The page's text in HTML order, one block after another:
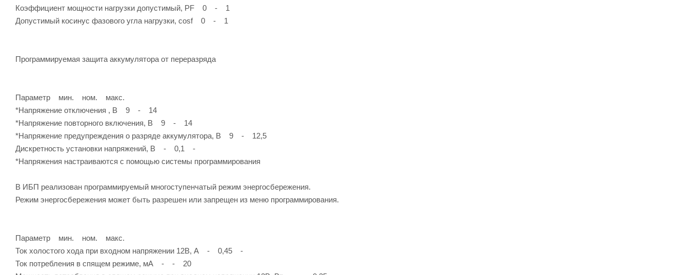
Коэффициент мощности нагрузки допустимый, PF 0 - 1
Допустимый косинус фазового угла нагрузки, cosf 0 - 1
Программируемая защита аккумулятора от переразряда
Параметр мин. ном. макс.
*Напряжение отключения , В 9 - 14
*Напряжение повторного включения, В 9 - 14
*Напряжение предупреждения о разряде аккумулятора, В 9 - 12,5
Дискретность установки напряжений, В - 0,1 -
*Напряжения настраиваются с помощью системы программирования
В ИБП реализован программируемый многоступенчатый режим энергосбережения.
Режим энергосбережения может быть разрешен или запрещен из меню программирования.
Параметр мин. ном. макс.
Ток холостого хода при входном напряжении 12В, А - 0,45 -
Ток потребления в спящем режиме, мА - - 20